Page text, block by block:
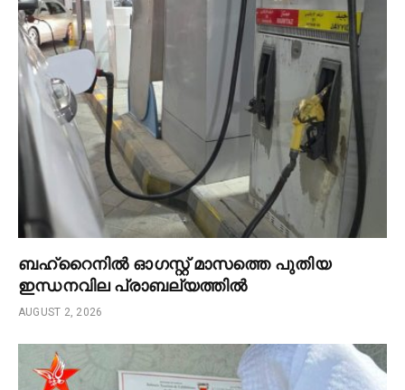
ബഹ്‌റൈനിൽ ഓഗസ്റ്റ് മാസത്തെ പുതിയ
ഇന്ധനവില പ്രാബല്യത്തിൽ
AUGUST 2, 2026